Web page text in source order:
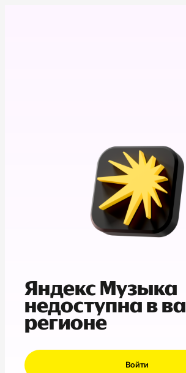
Яндекс Музыка
недоступна в
регионе
Войти